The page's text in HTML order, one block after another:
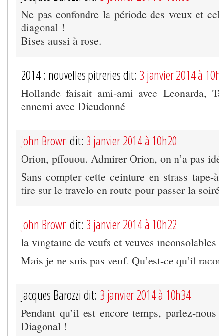
Ne pas confondre la période des vœux et
diagonal !
Bises aussi à rose.
2014 : nouvelles pitreries dit: 3 janvier 2014 à
Hollande faisait ami-ami avec Leonarda,
ennemi avec Dieudonné
John Brown dit: 3 janvier 2014 à 10h20
Orion, pffouou. Admirer Orion, on n’a pas
Sans compter cette ceinture en strass tape-
tire sur le travelo en route pour passer la
John Brown dit: 3 janvier 2014 à 10h22
la vingtaine de veufs et veuves
Mais je ne suis pas veuf. Qu’est-ce qu’il
Jacques Barozzi dit: 3 janvier 2014 à 10h34
Pendant qu’il est encore temps, parlez-
Diagonal !